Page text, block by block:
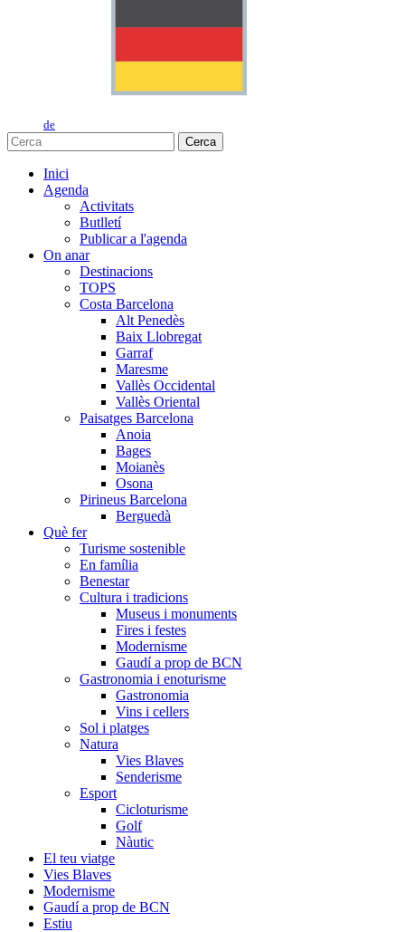
de
Cerca
Inici
Agenda
Activitats
Butlletí
Publicar a l'agenda
On anar
Destinacions
TOPS
Costa Barcelona
Alt Penedès
Baix Llobregat
Garraf
Maresme
Vallès Occidental
Vallès Oriental
Paisatges Barcelona
Anoia
Bages
Moianès
Osona
Pirineus Barcelona
Berguedà
Què fer
Turisme sostenible
En família
Benestar
Cultura i tradicions
Museus i monuments
Fires i festes
Modernisme
Gaudí a prop de BCN
Gastronomia i enoturisme
Gastronomia
Vins i cellers
Sol i platges
Natura
Vies Blaves
Senderisme
Esport
Cicloturisme
Golf
Nàutic
El teu viatge
Vies Blaves
Modernisme
Gaudí a prop de BCN
Estiu